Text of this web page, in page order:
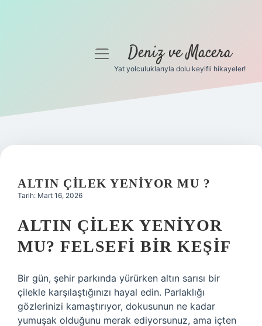
Gizlilik Politikası
Yasal Uyarı
menüyüDeniz ve Macera
Yat yolculuklarıyla dolu keyifli hikayeler!
ALTIN ÇILEK YENIYOR MU ?
Tarih: Mart 16, 2026
ALTIN ÇILEK YENIYOR
MU? FELSEFI BIR KEŞIF
Bir gün, şehir parkında yürürken altın sarısı bir
çilekle karşılaştığınızı hayal edin. Parlaklığı
gözlerinizi kamaştırıyor, dokusunun ne kadar
yumuşak olduğunu merak ediyorsunuz, ama içten